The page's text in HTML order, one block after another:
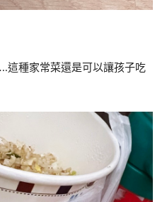
這種家常菜還是可以讓孩子吃